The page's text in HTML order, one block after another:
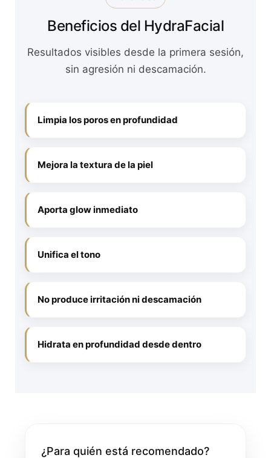
Beneficios del HydraFacial
Resultados visibles desde la primera sesión,
sin agresión ni descamación.
Limpia los poros en profundidad
Mejora la textura de la piel
Aporta glow inmediato
Unifica el tono
No produce irritación ni descamación
Hidrata en profundidad desde dentro
¿Para quién está recomendado?